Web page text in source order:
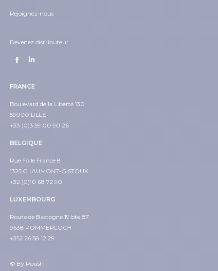
Rejoignez-nous
Devenez distributeur
Trouvez nous sur :
opens
in
new
window
opens
in
new
window
FRANCE
Boulevard de la Liberté 130
59000 LILLE
+33 (0)3 59 00 90 26
BELGIQUE
Rue Folle France 8
1325 CHAUMONT-GISTOUX
+32 (0)10 68 72 90
LUXEMBOURG
Route de Bastogne 19 bte 87
9638 POMMERLOCH
+352 26 58 12 29
© By Poush